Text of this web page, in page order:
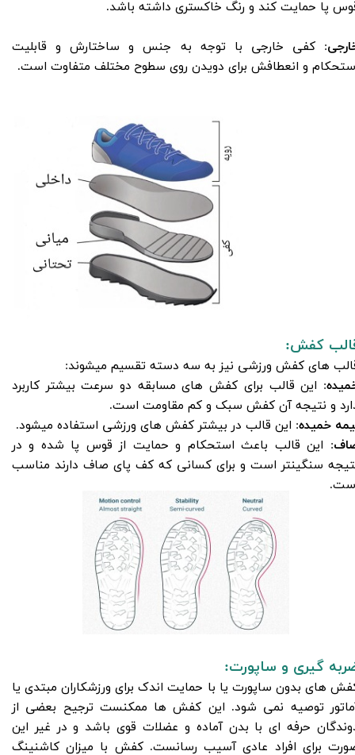
پا حمایت کند و رنگ خاکستری داشته باشد.
: کفی خارجی با توجه به جنس و ساختارش و قابلیت
و انعطافش برای دویدن روی سطوح مختلف متفاوت است​​​​​​​.
کفش:
های کفش ورزشی نیز به سه دسته تقسیم میشوند:
: این قالب برای کفش های مسابقه دو سرعت بیشتر کاربرد
و نتیجه آن کفش سبک و کم مقاومت است.
خمیده: این قالب در بیشتر کفش های ورزشی استفاده میشود. ‌
: این قالب باعث استحکام و حمایت از قوس پا شده و در
سنگینتر است و برای کسانی که کف پای صاف دارند مناسب
گیری و ساپورت:
های بدون ساپورت یا با حمایت اندک برای ورزشکاران مبتدی یا
توصیه نمی شود. این کفش ها ممکنست ترجیح بعضی از
حرفه ای با بدن آماده و عضلات قوی باشد و در غیر این
برای افراد عادی آسیب رسانست. کفش با میزان کاشنینگ